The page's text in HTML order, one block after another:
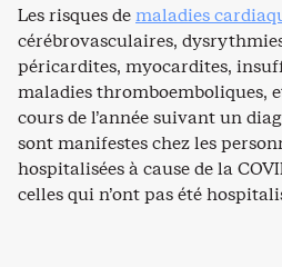
Les risques demaladies
cérébrovasculaires,
péricardites, myocardites,
maladies thromboemboliques,
cours de l’année suivant un
sont manifestes chez les
hospitalisées à cause de la
celles qui n’ont pas été